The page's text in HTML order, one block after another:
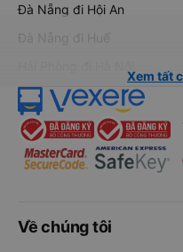
Đà Nẵng đi Hội An
Đà Nẵng đi Huế
Xem tất
Về chúng tôi